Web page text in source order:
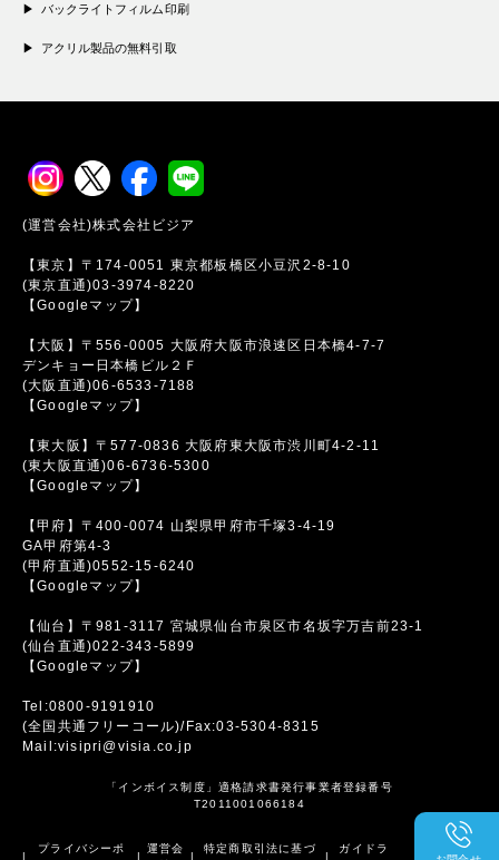
バックライトフィルム印刷
アクリル製品の無料引取
(運営会社)株式会社ビジア
【東京】〒174-0051 東京都板橋区小豆沢2-8-10
(東京直通)03-3974-8220
【Googleマップ】
【大阪】〒556-0005 大阪府大阪市浪速区日本橋4-7-7
デンキョー日本橋ビル２Ｆ
(大阪直通)06-6533-7188
【Googleマップ】
【東大阪】〒577-0836 大阪府東大阪市渋川町4-2-11
(東大阪直通)06-6736-5300
【Googleマップ】
【甲府】〒400-0074 山梨県甲府市千塚3-4-19
GA甲府第4-3
(甲府直通)0552-15-6240
【Googleマップ】
【仙台】〒981-3117 宮城県仙台市泉区市名坂字万吉前23-1
(仙台直通)022-343-5899
【Googleマップ】
Tel:0800-9191910
(全国共通フリーコール)/Fax:03-5304-8315
Mail:visipri@visia.co.jp
「インボイス制度」適格請求書発行事業者登録番号
T2011001066184
|
プライバシーポ
|
運営会
|
特定商取引法に基づ
|
ガイドラ